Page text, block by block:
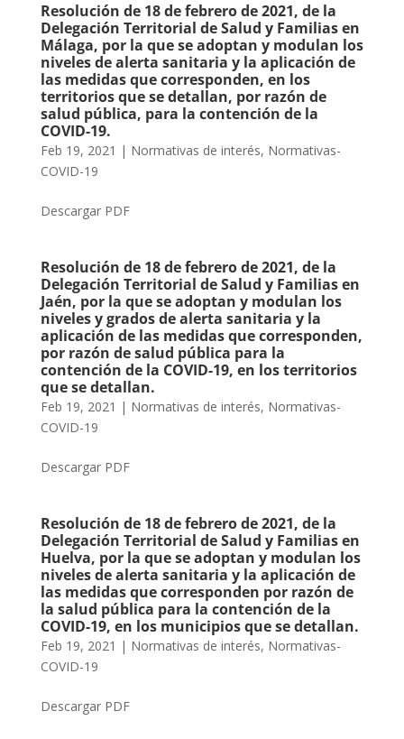
Resolución de 18 de febrero de 2021, de la
Delegación Territorial de Salud y Familias en
Málaga, por la que se adoptan y modulan los
niveles de alerta sanitaria y la aplicación de
las medidas que corresponden, en los
territorios que se detallan, por razón de
salud pública, para la contención de la
COVID-19.
Feb 19, 2021 | Normativas de interés, Normativas-
COVID-19
Descargar PDF
Resolución de 18 de febrero de 2021, de la
Delegación Territorial de Salud y Familias en
Jaén, por la que se adoptan y modulan los
niveles y grados de alerta sanitaria y la
aplicación de las medidas que corresponden,
por razón de salud pública para la
contención de la COVID-19, en los territorios
que se detallan.
Feb 19, 2021 | Normativas de interés, Normativas-
COVID-19
Descargar PDF
Resolución de 18 de febrero de 2021, de la
Delegación Territorial de Salud y Familias en
Huelva, por la que se adoptan y modulan los
niveles de alerta sanitaria y la aplicación de
las medidas que corresponden por razón de
la salud pública para la contención de la
COVID-19, en los municipios que se detallan.
Feb 19, 2021 | Normativas de interés, Normativas-
COVID-19
Descargar PDF